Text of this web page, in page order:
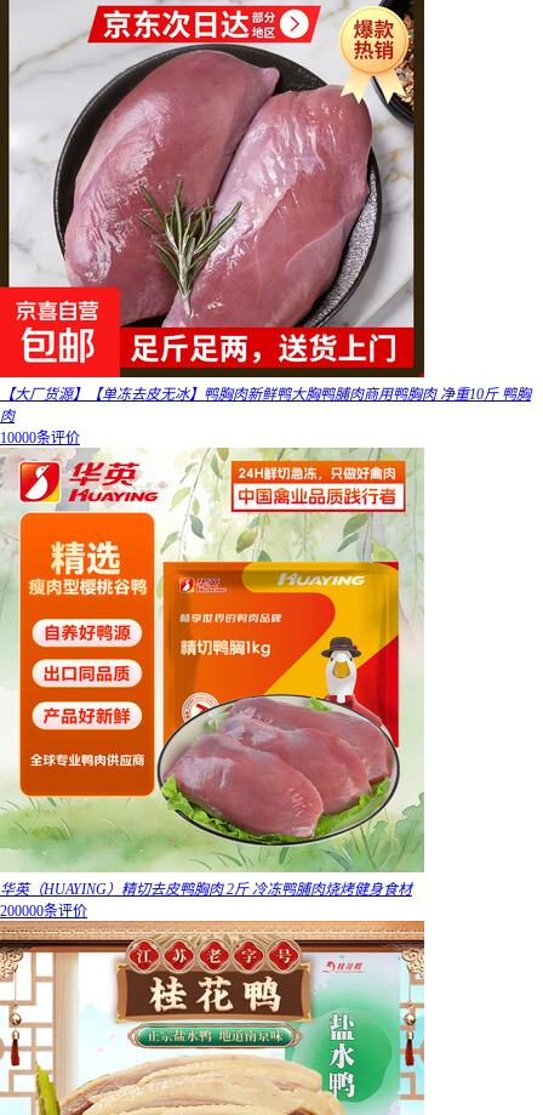
【大厂货源】【单冻去皮无冰】鸭胸肉新鲜鸭大胸鸭脯肉商用鸭胸肉 净重10斤 鸭胸
肉
10000条评价
华英（HUAYING）精切去皮鸭胸肉 2斤 冷冻鸭脯肉烧烤健身食材
200000条评价